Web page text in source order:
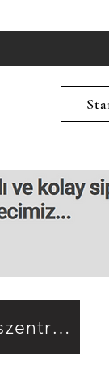
Einkaufszentrum